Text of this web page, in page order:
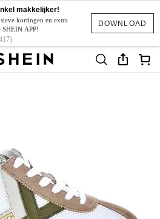
DOWNLOAD
makkelijker!
kortingen en extra
SHEIN APP!